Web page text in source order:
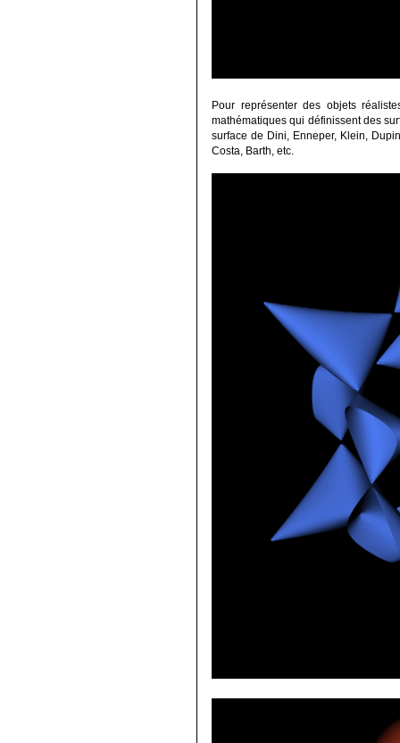
Pour représenter des objets
mathématiques qui définissent des
surface de Dini, Enneper, Klein,
Costa, Barth, etc.